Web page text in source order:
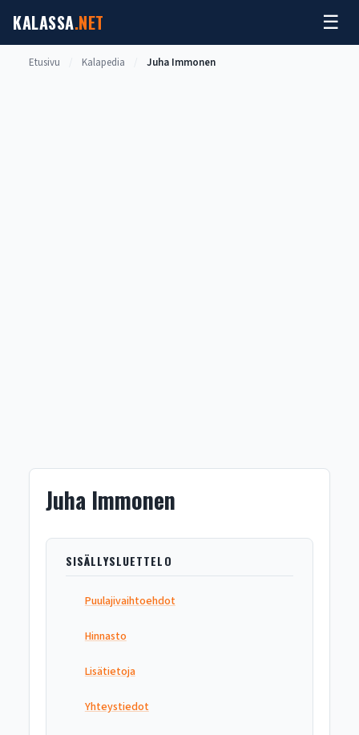
sisältöön
KALASSA.NET ☰
Etusivu Kalapedia Juha Immonen
Juha Immonen
SISÄLLYSLUETTELO
Puulajivaihtoehdot
Hinnasto
Lisätietoja
Yhteystiedot